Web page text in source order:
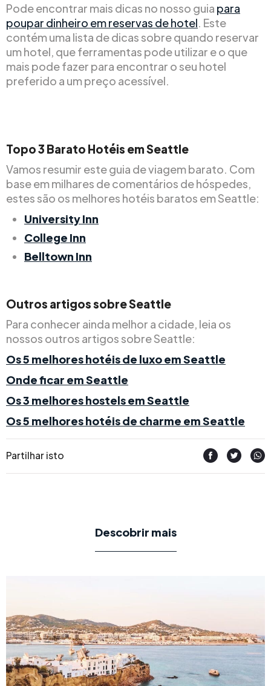
Pode encontrar mais dicas no nosso guia para
poupar dinheiro em reservas de hotel. Este
contém uma lista de dicas sobre quando reservar
um hotel, que ferramentas pode utilizar e o que
mais pode fazer para encontrar o seu hotel
preferido a um preço acessível.
Topo3 Barato Hotéis em Seattle
Vamos resumir este guia de viagem barato. Com
base em milhares de comentários de hóspedes,
estes são os melhores hotéis baratos em Seattle:
University Inn
College Inn
Belltown Inn
Outros artigos sobre Seattle
Para conhecer ainda melhor a cidade, leia os
nossos outros artigos sobre Seattle:
Os 5 melhores hotéis de luxo em Seattle
Onde ficar em Seattle
Os 3 melhores hostels em Seattle
Os 5 melhores hotéis de charme em Seattle
Partilhar isto
Descobrir mais